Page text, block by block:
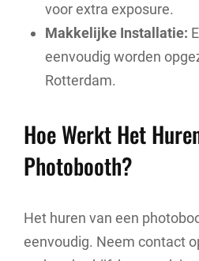
voor extra exposure.
Makkelijke Installatie:
eenvoudig worden
Rotterdam.
Hoe Werkt Het
Photobooth?
Het huren van een
eenvoudig. Neem contact